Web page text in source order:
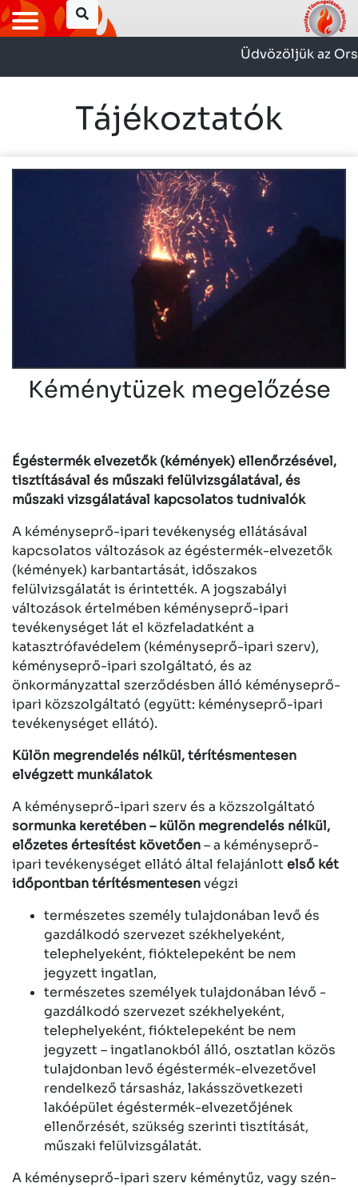
Üdvözöljük az
Tájékoztatók
Kéménytüzek megelőzése
Égéstermék elvezetők (kémények) ellenőrzésével,
tisztításával és műszaki felülvizsgálatával, és
műszaki vizsgálatával kapcsolatos tudnivalók
A kéményseprő-ipari tevékenység ellátásával
kapcsolatos változások az égéstermék-elvezetők
(kémények) karbantartását, időszakos
felülvizsgálatát is érintették. A jogszabályi
változások értelmében kéményseprő-ipari
tevékenységet lát el közfeladatként a
katasztrófavédelem (kéményseprő-ipari szerv),
kéményseprő-ipari szolgáltató, és az
önkormányzattal szerződésben álló kéményseprő-
ipari közszolgáltató (együtt: kéményseprő-ipari
tevékenységet ellátó).
Külön megrendelés nélkül, térítésmentesen
elvégzett munkálatok
A kéményseprő-ipari szerv és a közszolgáltató
sormunka keretében – külön megrendelés nélkül,
előzetes értesítést követően– a kéményseprő-
ipari tevékenységet ellátó által felajánlottelső két
időpontban térítésmentesenvégzi
természetes személy tulajdonában levő és
gazdálkodó szervezet székhelyeként,
telephelyeként, fióktelepeként be nem
jegyzett ingatlan,
természetes személyek tulajdonában lévő -
gazdálkodó szervezet székhelyeként,
telephelyeként, fióktelepeként be nem
jegyzett – ingatlanokból álló, osztatlan közös
tulajdonban levő égéstermék-elvezetővel
rendelkező társasház, lakásszövetkezeti
lakóépület égéstermék-elvezetőjének
ellenőrzését, szükség szerinti tisztítását,
műszaki felülvizsgálatát.
A kéményseprő-ipari szerv kéménytűz, vagy szén-